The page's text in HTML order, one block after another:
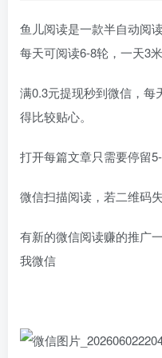
鱼儿阅读是一款半自动阅
每天可阅读6-8轮，一天3
满0.3元提现秒到微信，每
得比较贴心。
打开每篇文章只需要停留
微信扫描阅读，若二维码
有新的微信阅读赚的推广
我微信